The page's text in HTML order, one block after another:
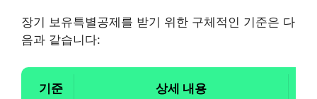
장기 보유특별공제를 받기 위한 구체적인 기준은 다
음과 같습니다:
기준 상세 내용